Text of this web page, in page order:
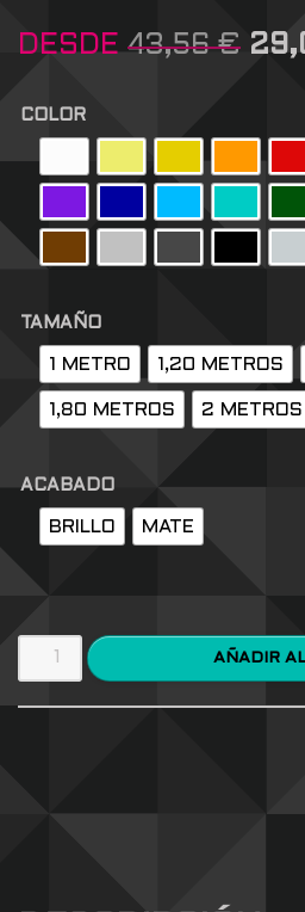
DESDE 43,56€
COLOR
TAMAÑO
1 METRO 1,20 METROS
1,80 METROS 2 METROS
ACABADO
BRILLO MATE